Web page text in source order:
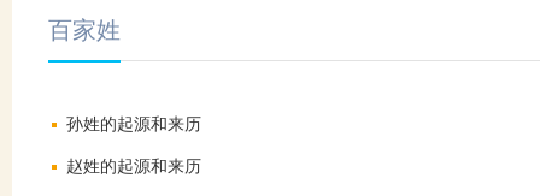
百家姓
孙姓的起源和来历
赵姓的起源和来历